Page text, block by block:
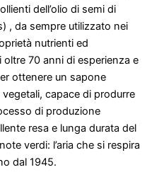
dell’olio di semi di
, da sempre utilizzato nei
nutrienti ed
70 anni di esperienza e
ottenere un sapone
capace di produrre
di produzione
resa e lunga durata del
verdi: l’aria che si respira
dal 1945.